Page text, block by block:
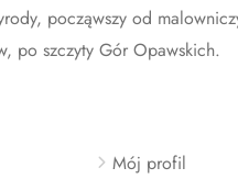
począwszy od
po szczyty Gór Opawskich.
Mój profil